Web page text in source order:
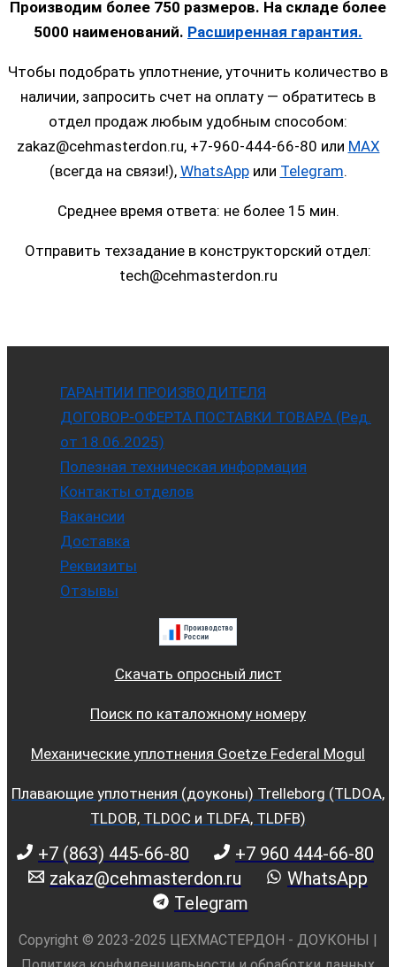
Производим более 750 размеров. На складе более
5000 наименований. Расширенная гарантия.
Чтобы подобрать уплотнение, уточнить количество в
наличии, запросить счет на оплату — обратитесь в
отдел продаж любым удобным способом:
zakaz@cehmasterdon.ru, +7-960-444-66-80 или MAX
(всегда на связи!), WhatsAppили Telegram.
Среднее время ответа: не более 15 мин.
Отправить техзадание в конструкторский отдел:
tech@cehmasterdon.ru
ГАРАНТИИ ПРОИЗВОДИТЕЛЯ
ДОГОВОР-ОФЕРТА ПОСТАВКИ ТОВАРА (Ред.
от 18.06.2025)
Полезная техническая информация
Контакты отделов
Вакансии
Доставка
Реквизиты
Отзывы
Скачать опросный лист
Поиск по каталожному номеру
Механические уплотнения Goetze Federal Mogul
Плавающие уплотнения (доуконы) Trelleborg (TLDOA,
TLDOB, TLDOC и TLDFA, TLDFB)
+7 (863) 445-66-80
+7 960 444-66-80
zakaz@cehmasterdon.ru
WhatsApp
Telegram
Copyright © 2023-2025 ЦЕХМАСТЕРДОН - ДОУКОНЫ |